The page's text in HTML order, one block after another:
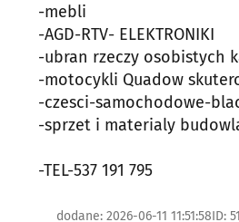
-mebli
-AGD-RTV- ELEKTRONIKI
-ubran rzeczy osobistych
-motocykli Quadow
-czesci-samochodowe-
-sprzet i materialy
-TEL-537 191 795
dodane: 2026-06-11 11:51:58ID: